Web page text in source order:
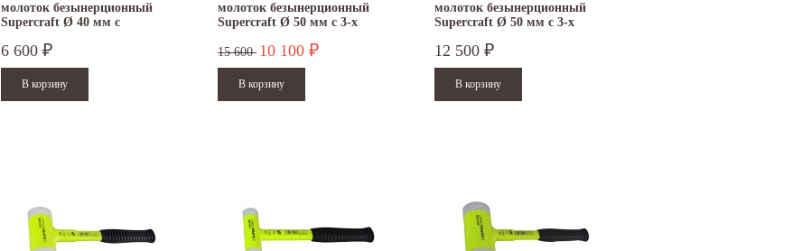
молоток безынерционный
Supercraft Ø 40 мм с
3377.140
6 600 ₽
молоток безынерционный
Supercraft Ø 50 мм с 3-х
3389.050
15 600 10 100 ₽
молоток безынерционный
Supercraft Ø 50 мм с 3-х
NEW 3399.050
12 500 ₽